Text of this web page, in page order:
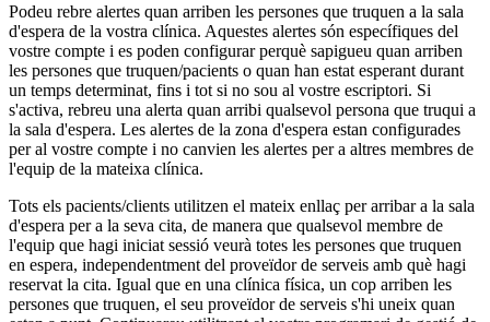
Podeu rebre alertes quan arriben les persones que truquen a la sala
d'espera de la vostra clínica. Aquestes alertes són específiques del
vostre compte i es poden configurar perquè sapigueu quan arriben
les persones que truquen/pacients o quan han estat esperant durant
un temps determinat, fins i tot si no sou al vostre escriptori. Si
s'activa, rebreu una alerta quan arribi qualsevol persona que truqui a
la sala d'espera. Les alertes de la zona d'espera estan configurades
per al vostre compte i no canvien les alertes per a altres membres de
l'equip de la mateixa clínica.
Tots els pacients/clients utilitzen el mateix enllaç per arribar a la sala
d'espera per a la seva cita, de manera que qualsevol membre de
l'equip que hagi iniciat sessió veurà totes les persones que truquen
en espera, independentment del proveïdor de serveis amb què hagi
reservat la cita. Igual que en una clínica física, un cop arriben les
persones que truquen, el seu proveïdor de serveis s'hi uneix quan